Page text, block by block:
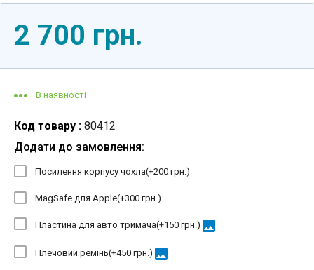
2 700 грн.
В наявності
Код товару : 80412
Додати до замовлення:
Посилення корпусу чохла(+200 грн.)
MagSafe для Apple(+300 грн.)
Пластина для авто тримача(+150 грн.) image
Плечовий ремінь(+450 грн.) image